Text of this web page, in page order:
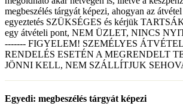
megbeszélés tárgyát képezi, ahogyan az
egyeztetés SZÜKSÉGES és kérjük
egy átvételi pont, NEM ÜZLET, NINCS
------- FIGYELEM! SZEMÉLYES
RENDELÉS ESETÉN A MEGRENDELT
JÖNNI KELL, NEM SZÁLLÍTJUK
Egyedi: megbeszélés tárgyát képezi